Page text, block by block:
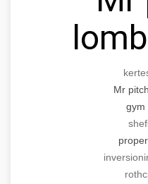
Mr
gym